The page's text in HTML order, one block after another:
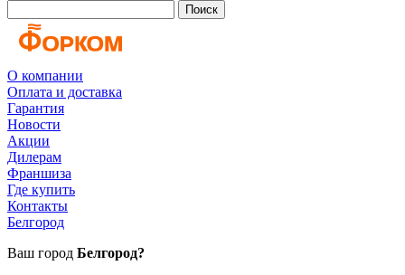
Поиск
О компании
Оплата и доставка
Гарантия
Новости
Акции
Дилерам
Франшиза
Где купить
Контакты
Белгород
Ваш город Белгород?